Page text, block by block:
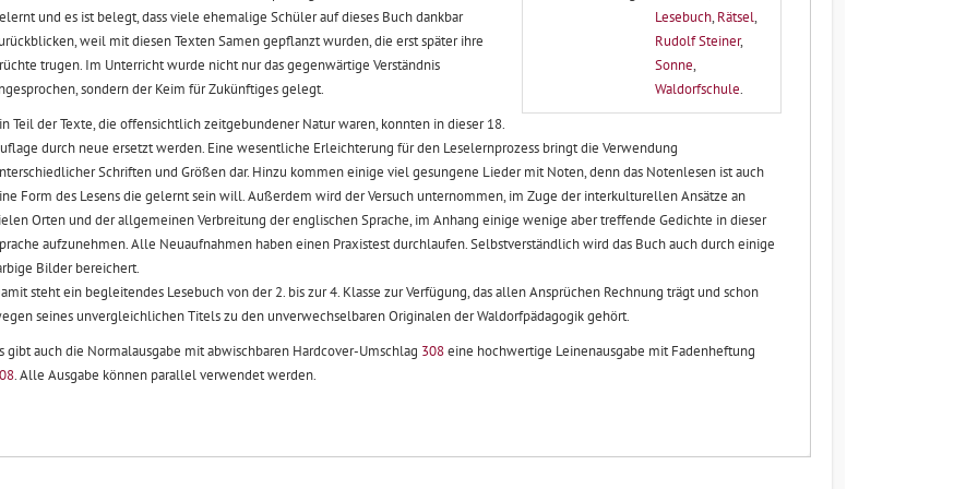
Lesebuch, Rätsel,
Rudolf Steiner,
Sonne,
Waldorfschule.
und es ist belegt, dass viele ehemalige Schüler auf dieses Buch dankbar
weil mit diesen Texten Samen gepflanzt wurden, die erst später ihre
trugen. Im Unterricht wurde nicht nur das gegenwärtige Verständnis
sondern der Keim für Zukünftiges gelegt.
Teil der Texte, die offensichtlich zeitgebundener Natur waren, konnten in dieser 18.
durch neue ersetzt werden. Eine wesentliche Erleichterung für den Leselernprozess bringt die Verwendung
Schriften und Größen dar. Hinzu kommen einige viel gesungene Lieder mit Noten, denn das Notenlesen ist auch
Form des Lesens die gelernt sein will. Außerdem wird der Versuch unternommen, im Zuge der interkulturellen Ansätze an
Orten und der allgemeinen Verbreitung der englischen Sprache, im Anhang einige wenige aber treffende Gedichte in dieser
aufzunehmen. Alle Neuaufnahmen haben einen Praxistest durchlaufen. Selbstverständlich wird das Buch auch durch einige
Bilder bereichert.
steht ein begleitendes Lesebuch von der 2. bis zur 4. Klasse zur Verfügung, das allen Ansprüchen Rechnung trägt und schon
seines unvergleichlichen Titels zu den unverwechselbaren Originalen der Waldorfpädagogik gehört.
gibt auch die Normalausgabe mit abwischbaren Hardcover-Umschlag 308eine hochwertige Leinenausgabe mit Fadenheftung
. Alle Ausgabe können parallel verwendet werden.